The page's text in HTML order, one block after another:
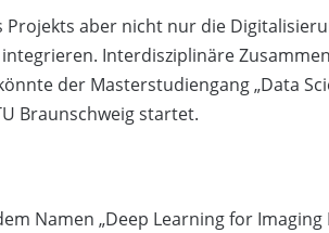
Projekts aber nicht nur die
Interdisziplinäre
der Masterstudiengang „Data
Braunschweig startet.
Namen „Deep Learning for